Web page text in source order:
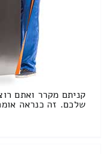
קניתם מקרר ואתם
שלכם. זה כנראה